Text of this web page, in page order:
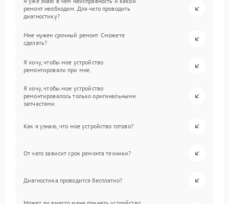
ремонт необходим. Для чего проводить
диагностику?
Мне нужен срочный ремонт. Сможете
сделать?
Я хочу, чтобы мое устройство
ремонтировали при мне.
Я хочу, чтобы мое устройство
ремонтировалось только оригинальными
запчастями.
Как я узнаю, что мое устройство готово?
От чего зависит срок ремонта техники?
Диагностика проводится бесплатно?